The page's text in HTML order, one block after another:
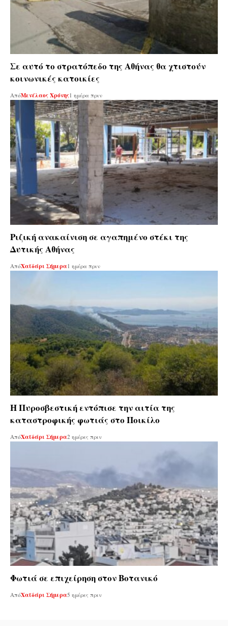
Σε αυτό το στρατόπεδο της Αθήνας θα χτιστούν
κοινωνικές κατοικίες
ΑπόΜενέλαος Χρόνης1 ημέρα πριν
Ριζική ανακαίνιση σε αγαπημένο στέκι της
Δυτικής Αθήνας
ΑπόΧαϊδάρι Σήμερα 1 ημέρα πριν
Η Πυροσβεστική εντόπισε την αιτία της
καταστροφικής φωτιάς στο Ποικίλο
ΑπόΧαϊδάρι Σήμερα2 ημέρες πριν
Φωτιά σε επιχείρηση στον Βοτανικό
ΑπόΧαϊδάρι Σήμερα5 ημέρες πριν